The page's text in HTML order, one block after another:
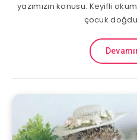
yazımızın konusu. Keyifli
çocuk